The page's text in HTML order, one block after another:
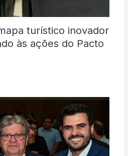
turístico inovador
às ações do Pacto